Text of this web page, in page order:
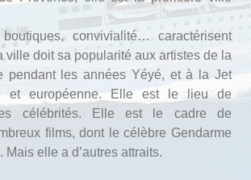
Agences de Voyages
Blog
Forum Croisieres
convivialité… caractérisent
ville doit sa popularité aux artistes de la
pendant les années Yéyé, et à la Jet
et européenne. Elle est le lieu de
célébrités. Elle est le cadre de
films, dont le célèbre Gendarme
Mais elle a d’autres attraits.